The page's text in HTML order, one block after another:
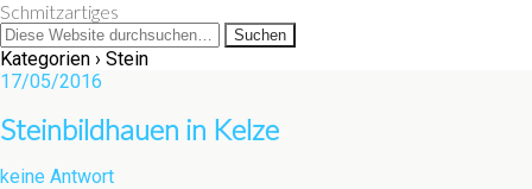
Schmitzartiges
Kategorien › Stein
17/05/2016
Steinbildhauen in Kelze
keine Antwort